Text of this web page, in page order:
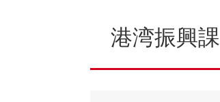
港湾振興課